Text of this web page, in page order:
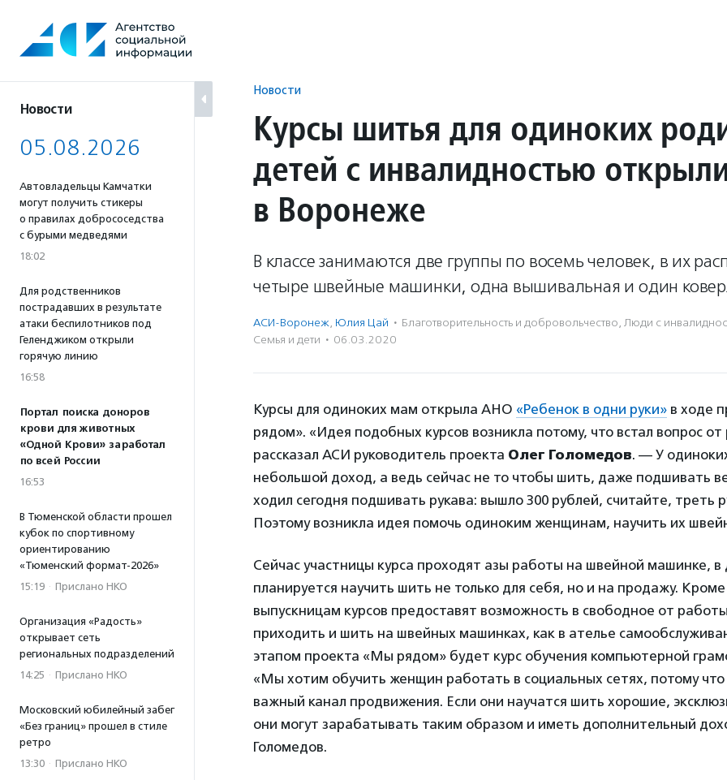
содержанию
Новости
05.08.2026
Автовладельцы Камчатки
могут получить стикеры
о правилах добрососедства
с бурыми медведями
18:02
Для родственников
пострадавших в результате
атаки беспилотников под
Геленджиком открыли
горячую линию
16:58
Портал поиска доноров
крови для животных
«Одной Крови» заработал
по всей России
16:53
В Тюменской области прошел
кубок по спортивному
ориентированию
«Тюменский формат-2026»
15:19 · Прислано НКО
Организация «Радость»
открывает сеть
региональных подразделений
14:25 · Прислано НКО
Московский юбилейный забег
«Без границ» прошел в стиле
ретро
13:30 · Прислано НКО
Новости
Курсы шитья для одиноких
детей с инвалидностью
в Воронеже
В классе занимаются две группы по восемь человек, в их
четыре швейные машинки, одна вышивальная и один
АСИ-Воронеж, Юлия Цай · Благотвори­тель­ность и доброволь­чест­во, Люди с
Семья и дети · 06.03.2020
Курсы для одиноких мам открыла АНО «Ребенок в одни руки» в ходе
рядом». «Идея подобных курсов возникла потому, что встал вопрос
рассказал АСИ руководитель проекта Олег Голомедов. — У
небольшой доход, а ведь сейчас не то чтобы шить, даже подшивать
ходил сегодня подшивать рукава: вышло 300 рублей, считайте, треть
Поэтому возникла идея помочь одиноким женщинам, научить их
Сейчас участницы курса проходят азы работы на швейной машинке,
планируется научить шить не только для себя, но и на продажу. Кроме
выпускницам курсов предоставят возможность в свободное от
приходить и шить на швейных машинках, как в ателье
этапом проекта «Мы рядом» будет курс обучения компьютерной
«Мы хотим обучить женщин работать в социальных сетях, потому что
важный канал продвижения. Если они научатся шить хорошие,
они могут зарабатывать таким образом и иметь дополнительный
Голомедов.